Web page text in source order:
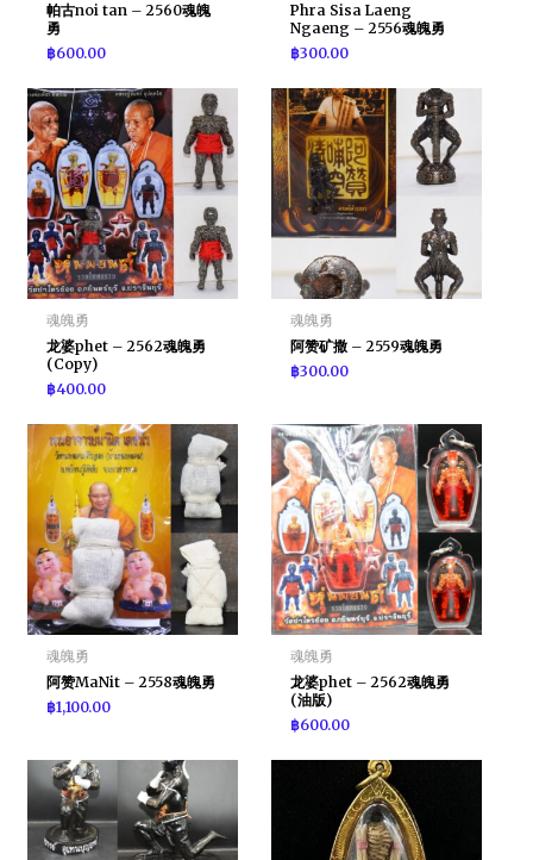
帕古noi tan – 2560魂魄
勇
฿600.00
Phra Sisa Laeng
Ngaeng – 2556魂魄勇
฿300.00
魂魄勇
龙婆phet – 2562魂魄勇
(Copy)
฿400.00
魂魄勇
阿赞矿撒 – 2559魂魄勇
฿300.00
魂魄勇
阿赞MaNit – 2558魂魄勇
฿1,100.00
魂魄勇
龙婆phet – 2562魂魄勇
(油版)
฿600.00